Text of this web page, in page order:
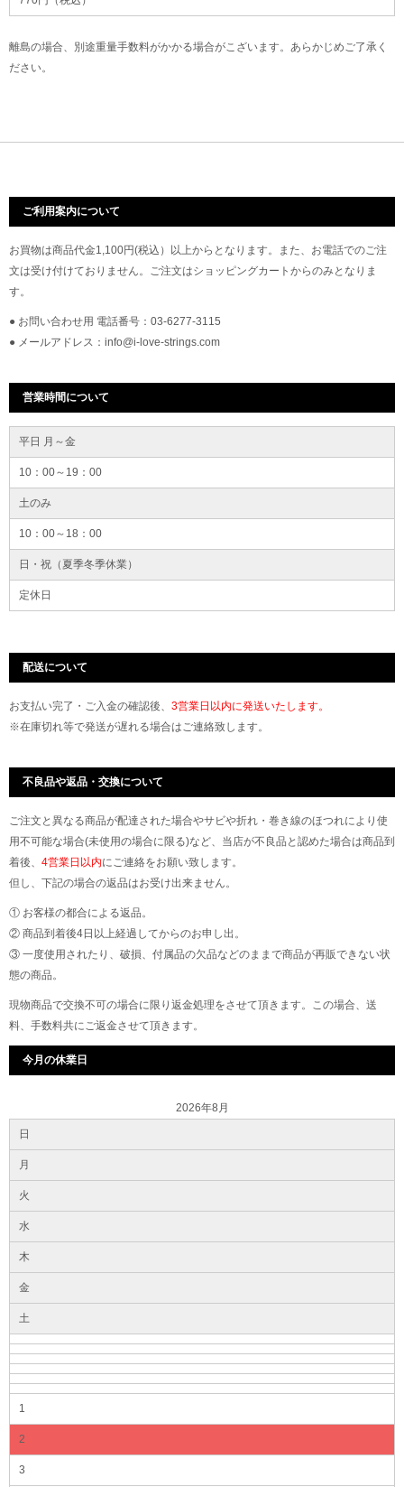
離島の場合、別途重量手数料がかかる場合がこざいます。あらかじめご了承く
ださい。
ご利用案内について
お買物は商品代金1,100円(税込）以上からとなります。また、お電話でのご注
文は受け付けておりません。ご注文はショッピングカートからのみとなりま
す。
● お問い合わせ用 電話番号：03-6277-3115
● メールアドレス：info@i-love-strings.com
営業時間について
平日 月～金
10：00～19：00
土のみ
10：00～18：00
日・祝（夏季冬季休業）
定休日
配送について
お支払い完了・ご入金の確認後、 3営業日以内に発送いたします。
※在庫切れ等で発送が遅れる場合はご連絡致します。
不良品や返品・交換について
ご注文と異なる商品が配達された場合やサビや折れ・巻き線のほつれにより使
用不可能な場合(未使用の場合に限る)など、当店が不良品と認めた場合は商品到
着後、 4営業日以内にご連絡をお願い致します。
但し、下記の場合の返品はお受け出来ません。
① お客様の都合による返品。
② 商品到着後4日以上経過してからのお申し出。
③ 一度使用されたり、破損、付属品の欠品などのままで商品が再販できない状
態の商品。
現物商品で交換不可の場合に限り返金処理をさせて頂きます。この場合、送
料、手数料共にご返金させて頂きます。
今月の休業日
2026年8月
日
月
火
水
木
金
土
1
2
3